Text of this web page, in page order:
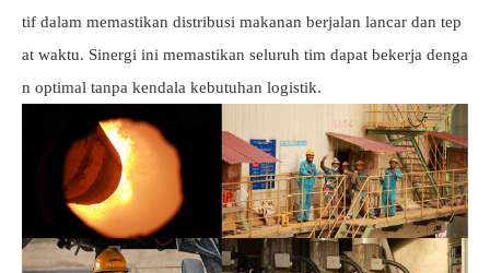
tif dalam memastikan distribusi makanan berjalan lancar dan tep
at waktu. Sinergi ini memastikan seluruh tim dapat bekerja denga
n optimal tanpa kendala kebutuhan logistik.